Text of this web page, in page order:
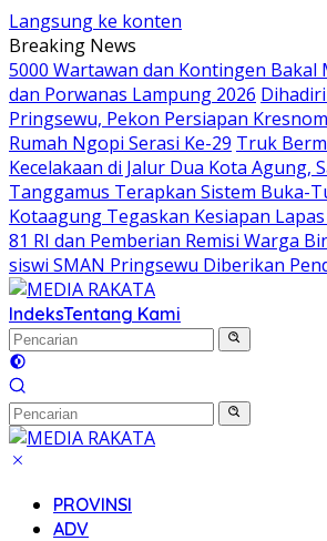
Langsung ke konten
Breaking News
5000 Wartawan dan Kontingen Bakal
dan Porwanas Lampung 2026
Pringsewu, Pekon Persiapan
Rumah Ngopi Serasi Ke-29 Truk
Kecelakaan di Jalur Dua Kota Agung,
Tanggamus Terapkan Sistem Buka-
Kotaagung Tegaskan Kesiapan
81 RI dan Pemberian Remisi Warga
siswi SMAN Pringsewu Diberikan
IndeksTentang Kami
PROVINSI
ADV